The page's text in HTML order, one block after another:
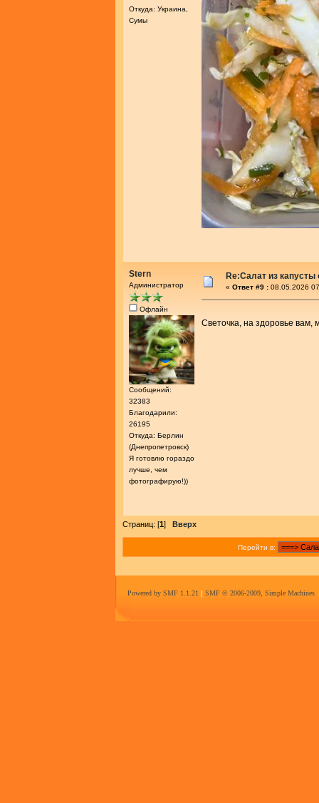
Откуда: Украина,
Сумы
Stern
Администратор
Офлайн
Сообщений:
32383
Благодарили:
26195
Откуда: Берлин
(Днепропетровск)
Я готовлю гораздо
лучше, чем
фотографирую!))
Re:Салат из
« Ответ #9 : 08.05.2026
Светочка, на здоровье вам,
Страниц: [1] Вверх
Перейти в:
Powered by SMF 1.1.21 | SMF © 2006-2009, Simple Machines